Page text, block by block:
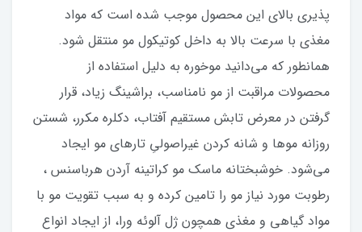
پذیری بالای این محصول موجب شده است که مواد
مغذی با سرعت بالا به داخل کوتیکول مو منتقل شود.
همانطور که می‌دانید موخوره به دلیل استفاده از
محصولات مراقبت از مو نامناسب، براشینگ زیاد، قرار
گرفتن در معرض تابش مستقیم آفتاب، دکلره مکرر، شستن
روزانه موها و شانه کردن غیراصولیِ تارهای مو ایجاد
می‌شود. خوشبختانه ماسک مو کراتینه آردن هرباسنس ،
رطوبت مورد نیاز مو را تامین کرده و به سبب تقویت مو با
مواد گیاهی و مغذی همچون ژل آلوئه ورا، از ایجاد انواع